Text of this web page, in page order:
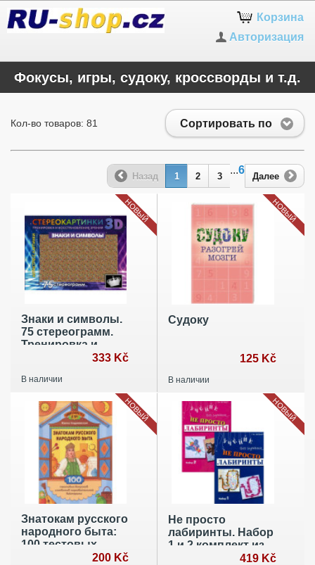
Корзина
Авторизация
Фокусы, игры, судоку, кроссворды и т.д.
Сортировать по
Кол-во товаров: 81
Назад 1 2 3
...6
Далее
Знаки и символы.
75 стереограмм.
Тренировка и
восстановление333 Kč
В наличии
НОВЫЙ
Судоку
125 Kč
В наличии
НОВЫЙ
Знатокам русского
народного быта:
100 тестовых
200 Kč
НОВЫЙ
Не просто
лабиринты. Набор
1 и 2 комплект из
419 Kč
НОВЫЙ